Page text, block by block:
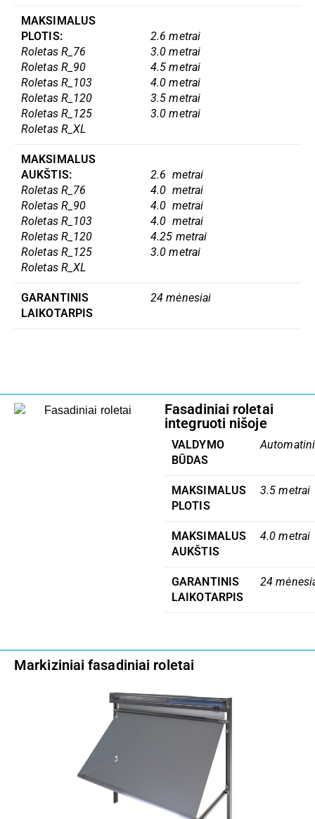
MAKSIMALUS
PLOTIS:
Roletas R_76
Roletas R_90
Roletas R_103
Roletas R_120
Roletas R_125
Roletas R_XL
2.6 metrai
3.0metrai
4.5 metrai
4.0 metrai
3.5 metrai
3.0 metrai
MAKSIMALUS
AUKŠTIS:
Roletas R_76
Roletas R_90
Roletas R_103
Roletas R_120
Roletas R_125
Roletas R_XL
2.6 metrai
4.0 metrai
4.0 metrai
4.0 metrai
4.25 metrai
3.0 metrai
GARANTINIS
LAIKOTARPIS
24 mėnesiai
Fasadiniai roletai
integruoti nišoje
VALDYMO
BŪDAS
MAKSIMALUS
PLOTIS
3.5 metrai
MAKSIMALUS
AUKŠTIS
4.0 metrai
GARANTINIS
LAIKOTARPIS
24
Markiziniai fasadiniai roletai